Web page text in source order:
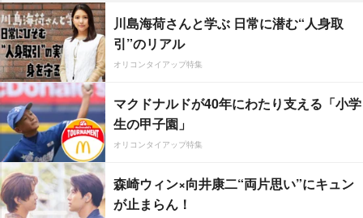
川島海荷さんと学ぶ 日常に潜む“人身取
引”のリアル
オリコンタイアップ特集
マクドナルドが40年にわたり支える「小学
生の甲子園」
オリコンタイアップ特集
森崎ウィン×向井康二“両片思い”にキュン
が止まらん！